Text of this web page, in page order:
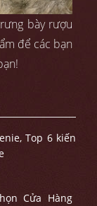
bày rượu
để các bạn
Top 6 kiến
Cửa Hàng